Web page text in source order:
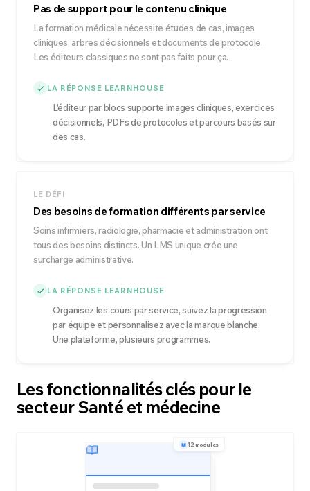
Pas de support pour le contenu clinique
La formation médicale nécessite études de cas, images
cliniques, arbres décisionnels et documents de protocole.
Les éditeurs classiques ne sont pas faits pour ça.
LA RÉPONSE LEARNHOUSE
L'éditeur par blocs supporte images cliniques, exercices
décisionnels, PDFs de protocoles et parcours basés sur
des cas.
LE DÉFI
Des besoins de formation différents par service
Soins infirmiers, radiologie, pharmacie et administration ont
tous des besoins distincts. Un LMS unique crée une
surcharge administrative.
LA RÉPONSE LEARNHOUSE
Organisez les cours par service, suivez la progression
par équipe et personnalisez avec la marque blanche.
Une plateforme, plusieurs programmes.
Les fonctionnalités clés pour le
secteur Santé et médecine
12 modules